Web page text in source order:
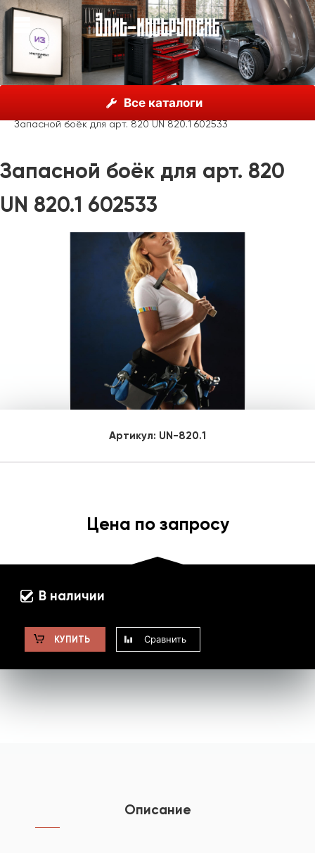
Все каталоги
Unior, Словения
Молотки, пробойники, зубила
Молотки без отдачи
Запасной боёк для арт. 820 UN 820.1 602533
Запасной боёк для арт. 820
UN 820.1 602533
Артикул: UN-820.1
Цена по запросу
В наличии
КУПИТЬ Сравнить
Описание